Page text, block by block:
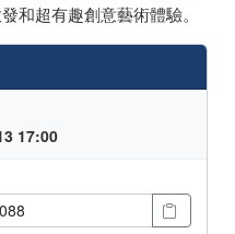
和超有趣創意藝術體驗。
17:00